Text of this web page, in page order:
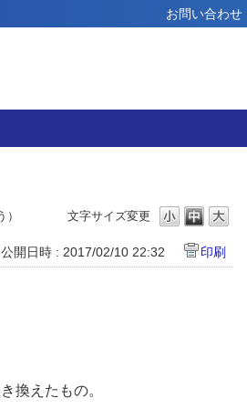
お問い合わせ
文字サイズ変更
公開日時 : 2017/02/10 22:32 印刷
換えたもの。